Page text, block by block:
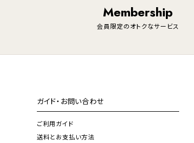
Membership
会員限定のオトクなサービス
ガイド・お問い合わせ
ご利用ガイド
送料とお支払い方法